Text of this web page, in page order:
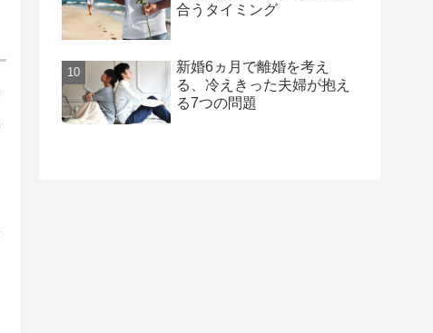
合うタイミング
新婚6ヵ月で離婚を考え
る、冷えきった夫婦が抱え
る7つの問題